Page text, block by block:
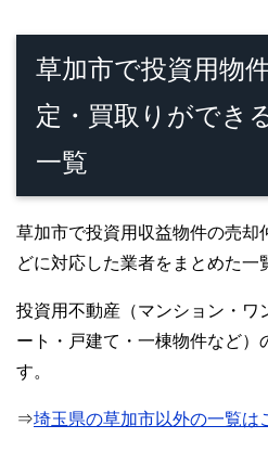
草加市で投資用物
定・買取りができ
一覧
草加市で投資用収益物件の売却
どに対応した業者をまとめた一
投資用不動産（マンション・ワ
ート・戸建て・一棟物件など）
す。
⇒埼玉県の草加市以外の一覧は